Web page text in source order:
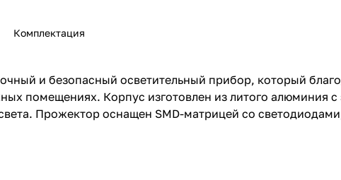
Комплектация
и безопасный осветительный прибор, который
помещениях. Корпус изготовлен из литого алюминия
Прожектор оснащен SMD-матрицей со